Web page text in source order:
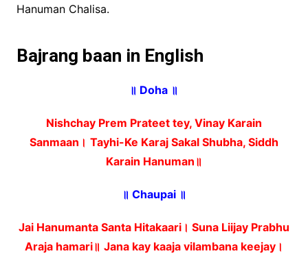
Hanuman Chalisa.
Bajrang baan in English
॥ Doha ॥
Nishchay Prem Prateet tey, Vinay Karain
Sanmaan। Tayhi-Ke Karaj Sakal Shubha, Siddh
Karain Hanuman॥
॥ Chaupai ॥
Jai Hanumanta Santa Hitakaari। Suna Liijay Prabhu
Araja hamari॥ Jana kay kaaja vilambana keejay।